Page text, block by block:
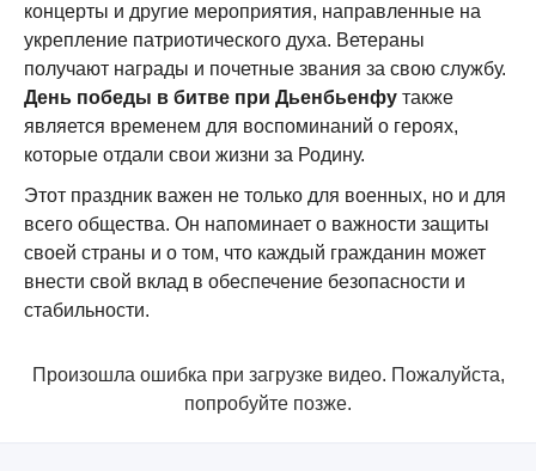
концерты и другие мероприятия, направленные на
укрепление патриотического духа. Ветераны
получают награды и почетные звания за свою службу.
День победы в битве при Дьенбьенфу также
является временем для воспоминаний о героях,
которые отдали свои жизни за Родину.
Этот праздник важен не только для военных, но и для
всего общества. Он напоминает о важности защиты
своей страны и о том, что каждый гражданин может
внести свой вклад в обеспечение безопасности и
стабильности.
Произошла ошибка при загрузке видео. Пожалуйста,
попробуйте позже.